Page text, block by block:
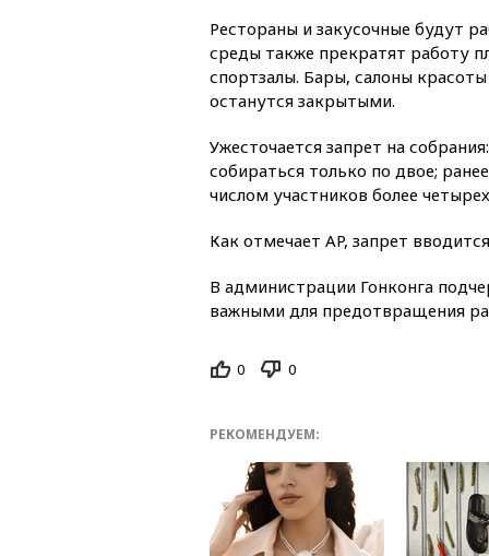
Рестораны и закусочные будут
среды также прекратят работу
спортзалы. Бары, салоны
останутся закрытыми.
Ужесточается запрет на
собираться только по двое;
числом участников более
Как отмечает AP, запрет
В администрации Гонконга
важными для предотвращения
0 0
РЕКОМЕНДУЕМ: